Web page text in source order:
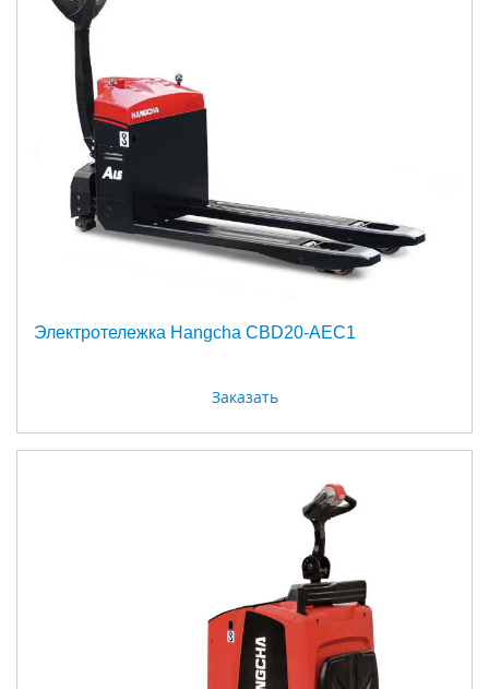
Электротележка Hangcha CBD20-AEC1
Заказать